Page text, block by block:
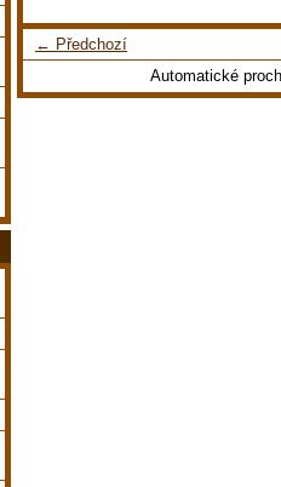
← Předchozí
Automatické